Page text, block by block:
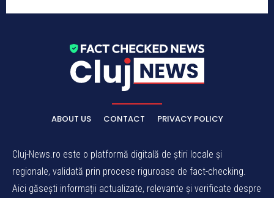
ABOUT US CONTACT PRIVACY POLICY
Cluj-News.ro este o platformă digitală de știri locale și
regionale, validată prin procese riguroase de fact-checking.
Aici găsești informații actualizate, relevante și verificate despre